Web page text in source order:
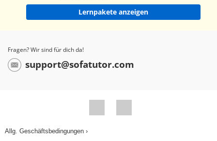
Lernpakete anzeigen
Fragen? Wir sind für dich da!
support@sofatutor.com
Allg. Geschäftsbedingungen ›